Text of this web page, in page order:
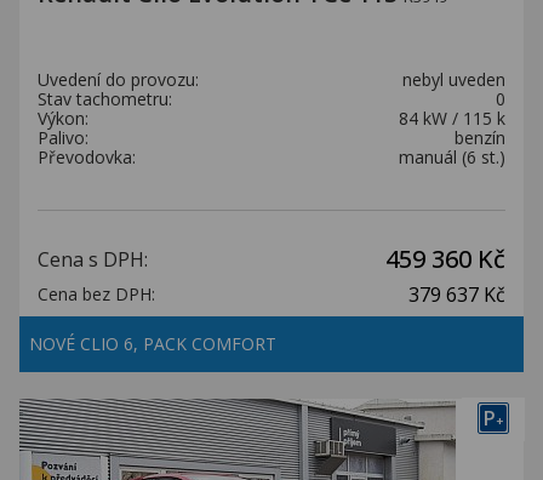
Uvedení do provozu:
nebyl uveden
Stav tachometru:
0
Výkon:
84 kW / 115 k
Palivo:
benzín
Převodovka:
manuál (6 st.)
Cena s DPH: 459 360 Kč
Cena bez DPH: 379 637 Kč
NOVÉ CLIO 6, PACK COMFORT
P+